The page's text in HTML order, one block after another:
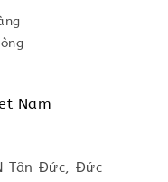
Nam
Tân Đức, Đức